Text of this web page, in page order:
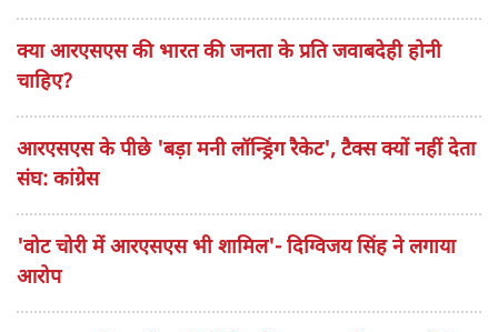
क्या आरएसएस की भारत की जनता के प्रति जवाबदेही होनी
चाहिए?
आरएसएस के पीछे 'बड़ा मनी लॉन्ड्रिंग रैकेट', टैक्स क्यों नहीं देता
संघ: कांग्रेस
'वोट चोरी में आरएसएस भी शामिल'- दिग्विजय सिंह ने लगाया
आरोप